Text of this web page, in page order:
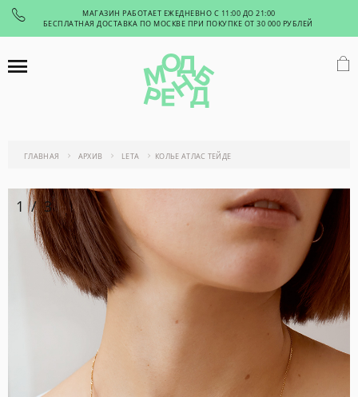
МАГАЗИН РАБОТАЕТ ЕЖЕДНЕВНО С 11:00 ДО 21:00
БЕСПЛАТНАЯ ДОСТАВКА ПО МОСКВЕ ПРИ ПОКУПКЕ ОТ 30 000 РУБЛЕЙ
ГЛАВНАЯ АРХИВ LETA КОЛЬЕ АТЛАС ТЕЙДЕ
1 /3